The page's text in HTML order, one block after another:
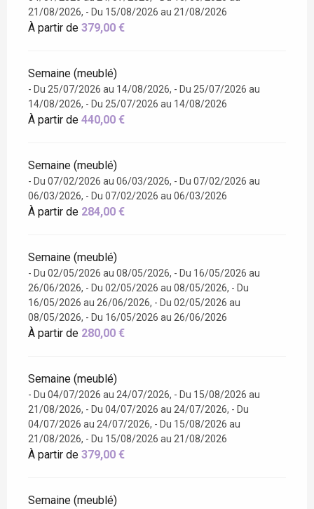
21/08/2026, - Du 15/08/2026 au 21/08/2026
À partir de 379,00 €
Semaine (meublé)
- Du 25/07/2026 au 14/08/2026, - Du 25/07/2026 au
14/08/2026, - Du 25/07/2026 au 14/08/2026
À partir de 440,00 €
Semaine (meublé)
- Du 07/02/2026 au 06/03/2026, - Du 07/02/2026 au
06/03/2026, - Du 07/02/2026 au 06/03/2026
À partir de 284,00 €
Semaine (meublé)
- Du 02/05/2026 au 08/05/2026, - Du 16/05/2026 au
26/06/2026, - Du 02/05/2026 au 08/05/2026, - Du
16/05/2026 au 26/06/2026, - Du 02/05/2026 au
08/05/2026, - Du 16/05/2026 au 26/06/2026
À partir de 280,00 €
Semaine (meublé)
- Du 04/07/2026 au 24/07/2026, - Du 15/08/2026 au
21/08/2026, - Du 04/07/2026 au 24/07/2026, - Du
04/07/2026 au 24/07/2026, - Du 15/08/2026 au
21/08/2026, - Du 15/08/2026 au 21/08/2026
À partir de 379,00 €
Semaine (meublé)